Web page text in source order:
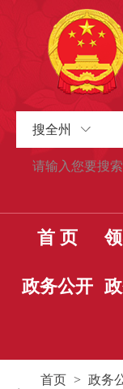
搜全州
首 页
政务公开
首页 > 政务